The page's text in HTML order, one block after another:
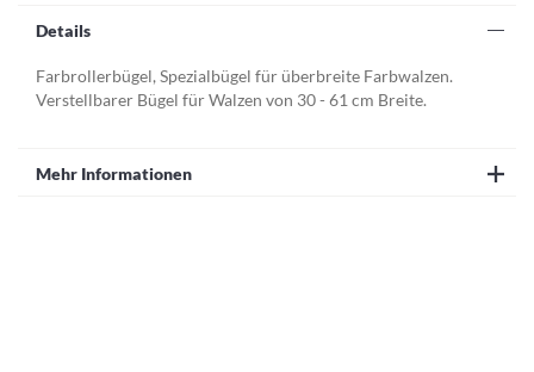
Details
Farbrollerbügel, Spezialbügel für überbreite Farbwalzen.
Verstellbarer Bügel für Walzen von 30 - 61 cm Breite.
Mehr Informationen